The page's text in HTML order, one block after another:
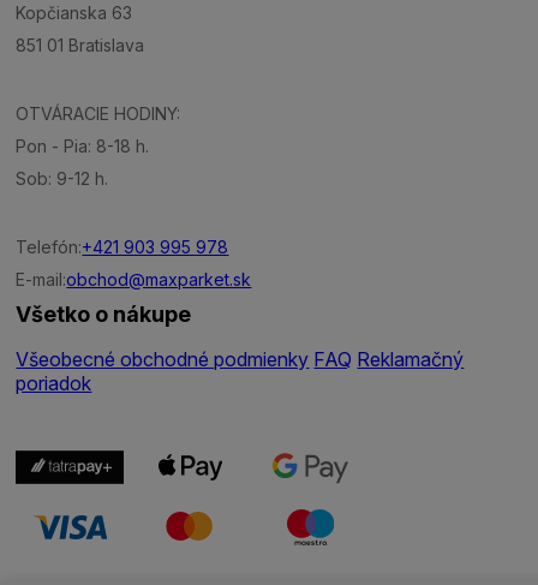
Kopčianska 63
851 01 Bratislava
OTVÁRACIE HODINY:
Pon - Pia: 8-18 h.
Sob: 9-12 h.
Telefón:+421 903 995 978
E-mail:obchod@maxparket.sk
Všetko o nákupe
Všeobecné obchodné podmienky FAQ Reklamačný
poriadok